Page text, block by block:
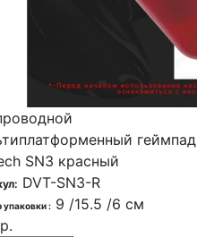
геймпад
SN3 красный
DVT-SN3-R
упаковки :9 /15.5 /6 см